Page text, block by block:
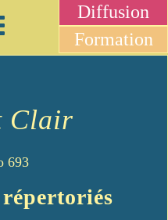
Diffusion
Formation
Clair
693